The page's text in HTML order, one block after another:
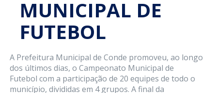
MUNICIPAL DE
FUTEBOL
A Prefeitura Municipal de Conde promoveu, ao longo
dos últimos dias, o Campeonato Municipal de
Futebol com a participação de 20 equipes de todo o
município, divididas em 4 grupos. A final da